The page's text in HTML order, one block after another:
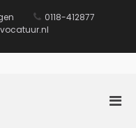
0118-412877